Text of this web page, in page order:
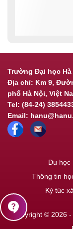
Trường Đại học
Địa chỉ: Km 9,
phố Hà Nội, Việt
Tel: (84-24)
Email:
Du học
Thông tin
Ký túc xá
Copyright © 2026 -
contact_support